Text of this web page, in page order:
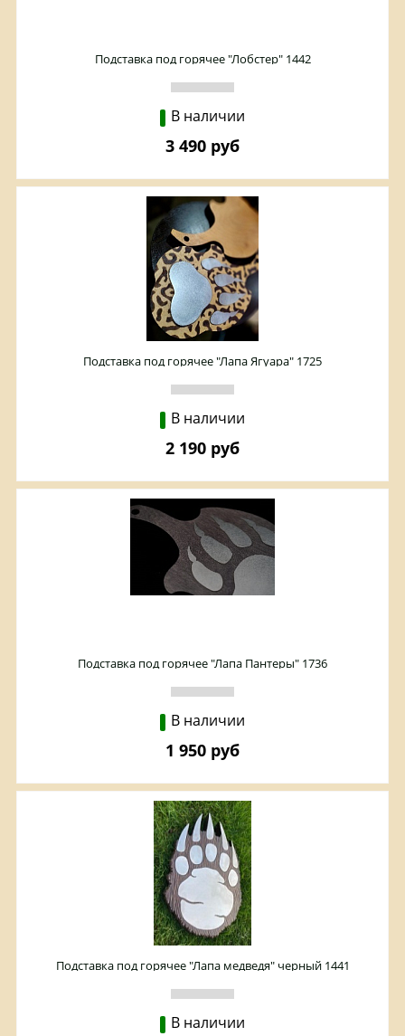
Подставка под горячее "Лобстер" 1442
В наличии
3 490 руб
Подставка под горячее "Лапа Ягуара" 1725
В наличии
2 190 руб
Подставка под горячее "Лапа Пантеры" 1736
В наличии
1 950 руб
Подставка под горячее "Лапа медведя" черный 1441
В наличии